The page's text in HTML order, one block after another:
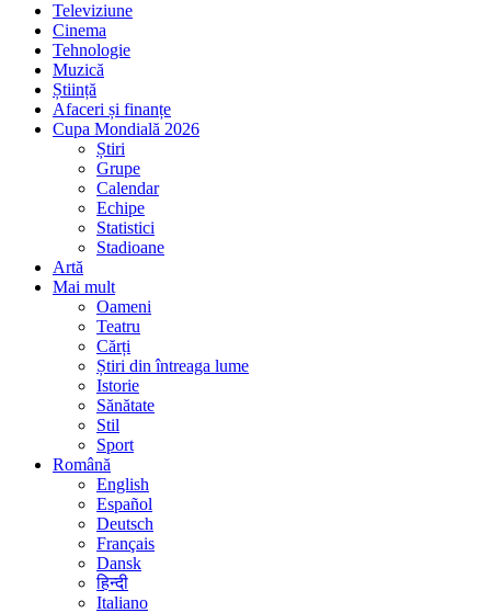
Televiziune
Cinema
Tehnologie
Muzică
Știință
Afaceri și finanțe
Cupa Mondială 2026
Știri
Grupe
Calendar
Echipe
Statistici
Stadioane
Artă
Mai mult
Oameni
Teatru
Cărți
Știri din întreaga lume
Istorie
Sănătate
Stil
Sport
Română
English
Español
Deutsch
Français
Dansk
हिन्दी
Italiano